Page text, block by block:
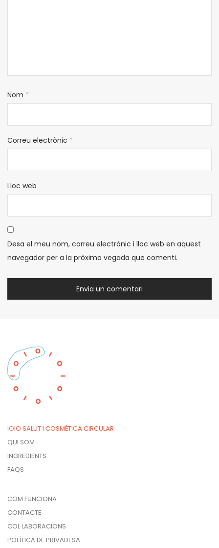
Nom *
Correu electrònic *
Lloc web
Desa el meu nom, correu electrònic i lloc web en aquest
navegador per a la pròxima vegada que comenti.
IOIO SALUT I COSMÈTICA CIRCULAR
QUI SOM
INGREDIENTS
FAQS
COM FUNCIONA
CONTACTE
COL·LABORACIONS
POLÍTICA DE PRIVADESA